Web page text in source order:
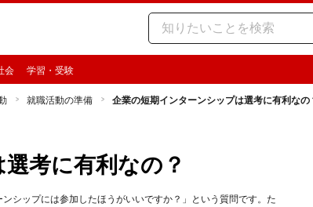
会 学習・受験
就職活動の準備 企業の短期インターンシップは選考に有利なの
考に有利なの？
シップには参加したほうがいいですか？」という質問です。た